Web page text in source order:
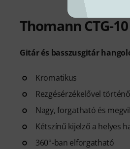
Thomann CTG-
Gitár és basszusgitár
Kromatikus
Rezgésérzékelővel
Nagy, forgatható és
Kétszínű kijelző a helyes
360°-ban elforgatható